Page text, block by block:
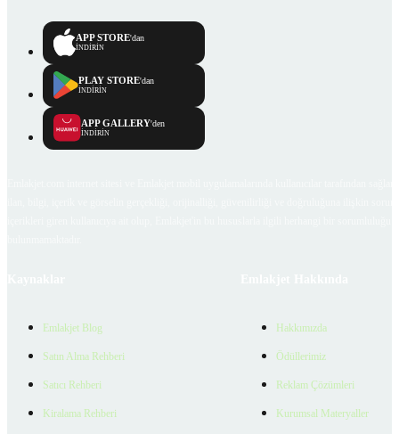
APP STORE'dan
İNDİRİN
PLAY STORE'dan
İNDİRİN
APP GALLERY'den
İNDİRİN
Emlakjet Blog
Satın Alma Rehberi
Satıcı Rehberi
Kiralama Rehberi
Hakkımızda
Ödüllerimiz
Reklam Çözümleri
Kurumsal Materyaller